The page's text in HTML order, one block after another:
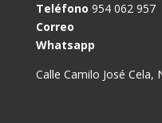
Teléfono 954 062 957
Correo
Whatsapp
Calle Camilo José Cela,